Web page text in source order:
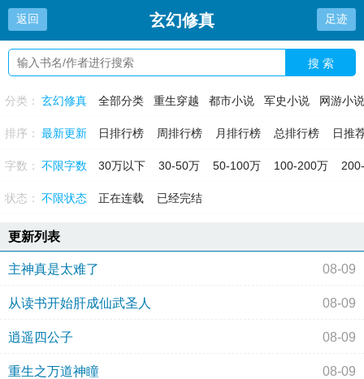
返回 玄幻修真 足迹
搜 索
分类： 全部分类
玄幻修真 重生穿越 都市小说 军史小说 网游小说
排序： 日排行榜 周排行榜 月排行榜 总排行榜 日推
最新更新
字数： 不限字数 30万以下 30-50万 50-100万 100-200万
状态： 不限状态 正在连载 已经完结
更新列表
主神真是太难了 08-09
从读书开始肝成仙武圣人 08-09
逍遥四公子 08-09
重生之万道神瞳 08-09